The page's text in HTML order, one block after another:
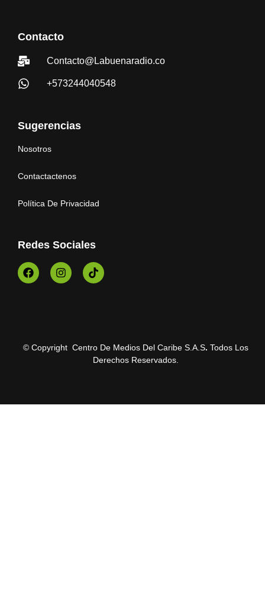
Contacto
Contacto@Labuenaradio.co
+573244040548
Sugerencias
Nosotros
Contactactenos
Política De Privacidad
Redes Sociales
© Copyright Centro De Medios Del Caribe S.A.S. Todos Los
Derechos Reservados.